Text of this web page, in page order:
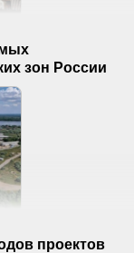
зон России
проектов